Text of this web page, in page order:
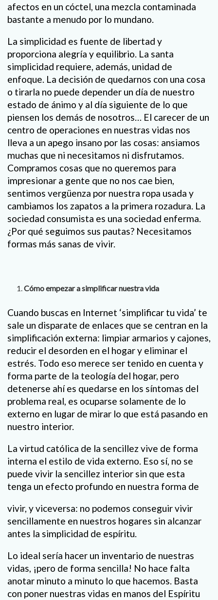
afectos en un cóctel, una mezcla contaminada
bastante a menudo por lo mundano.
La simplicidad es fuente de libertad y
proporciona alegría y equilibrio. La santa
simplicidad requiere, además, unidad de
enfoque. La decisión de quedarnos con una cosa
o tirarla no puede depender un día de nuestro
estado de ánimo y al día siguiente de lo que
piensen los demás de nosotros… El carecer de un
centro de operaciones en nuestras vidas nos
lleva a un apego insano por las cosas: ansiamos
muchas que ni necesitamos ni disfrutamos.
Compramos cosas que no queremos para
impresionar a gente que no nos cae bien,
sentimos vergüenza por nuestra ropa usada y
cambiamos los zapatos a la primera rozadura. La
sociedad consumista es una sociedad enferma.
¿Por qué seguimos sus pautas? Necesitamos
formas más sanas de vivir.
Cómo empezar a simplificar nuestra vida
Cuando buscas en Internet ‘simplificar tu vida’ te
sale un disparate de enlaces que se centran en la
simplificación externa: limpiar armarios y cajones,
reducir el desorden en el hogar y eliminar el
estrés. Todo eso merece ser tenido en cuenta y
forma parte de la teología del hogar, pero
detenerse ahí es quedarse en los síntomas del
problema real, es ocuparse solamente de lo
externo en lugar de mirar lo que está pasando en
nuestro interior.
La virtud católica de la sencillez vive de forma
interna el estilo de vida externo. Eso sí, no se
puede vivir la sencillez interior sin que esta
tenga un efecto profundo en nuestra forma de
vivir, y viceversa: no podemos conseguir vivir
sencillamente en nuestros hogares sin alcanzar
antes la simplicidad de espíritu.
Lo ideal sería hacer un inventario de nuestras
vidas, ¡pero de forma sencilla! No hace falta
anotar minuto a minuto lo que hacemos. Basta
con poner nuestras vidas en manos del Espíritu